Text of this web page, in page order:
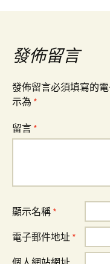
導
覽發佈留言
發佈留言必須填寫的
示為 *
留言 *
顯示名稱 *
電子郵件地址 *